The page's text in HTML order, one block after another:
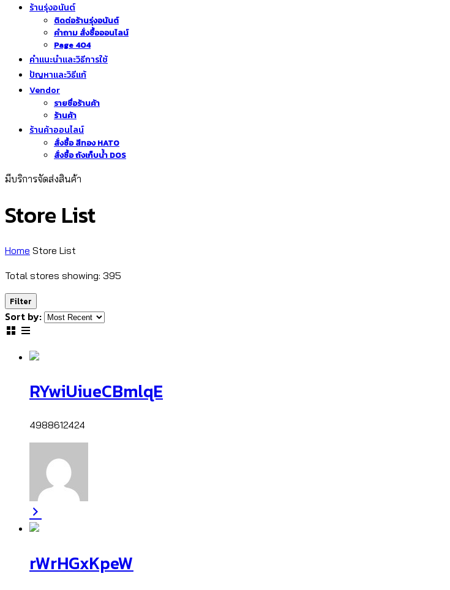
ร้านรุ่งอนันต์
ติดต่อร้านรุ่งอนันต์
คำถาม สั่งซื้อออนไลน์
Page 404
คำแนะนำและวิธีการใช้
ปัญหาและวิธีแก้
Vendor
รายชื่อร้านค้า
ร้านค้า
ร้านค้าออนไลน์
สั่งซื้อ สีทอง HATO
สั่งซื้อ ถังเก็บน้ำ DOS
มีบริการจัดส่งสินค้า
Store List
Home Store List
Total stores showing: 395
Filter
Sort by:
RYwiUiueCBmlqE
4988612424
rWrHGxKpeW